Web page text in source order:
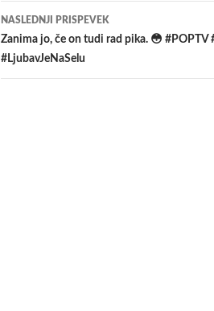
prispevkih
NASLEDNJI PRISPEVEK
Zanima jo, če on tudi rad pika. 😳 #POPTV
#LjubavJeNaSelu